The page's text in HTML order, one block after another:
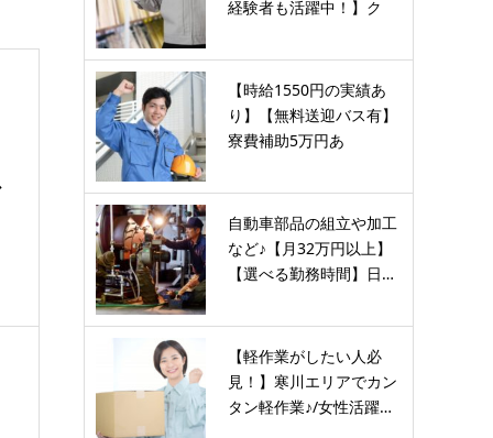
経験者も活躍中！】ク
【時給1550円の実績あ
り】【無料送迎バス有】
寮費補助5万円あ
自動車部品の組立や加工
など♪【月32万円以上】
【選べる勤務時間】日…
【軽作業がしたい人必
見！】寒川エリアでカン
タン軽作業♪/女性活躍…